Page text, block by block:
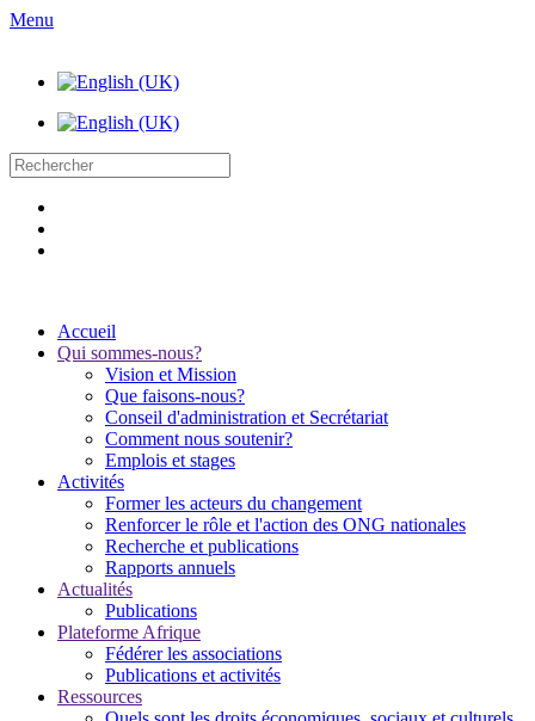
Menu
Accueil
Qui sommes-nous?
Vision et Mission
Que faisons-nous?
Conseil d'administration et Secrétariat
Comment nous soutenir?
Emplois et stages
Activités
Former les acteurs du changement
Renforcer le rôle et l'action des ONG nationales
Recherche et publications
Rapports annuels
Actualités
Publications
Plateforme Afrique
Fédérer les associations
Publications et activités
Ressources